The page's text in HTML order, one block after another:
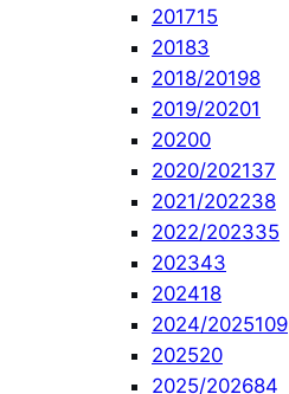
201715
20183
2018/20198
2019/20201
20200
2020/202137
2021/202238
2022/202335
202343
202418
2024/2025109
202520
2025/202684